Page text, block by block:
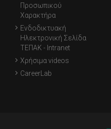
Προσωπικού
Χαρακτήρα
Ενδοδικτυακή
Ηλεκτρονική Σελίδα
ΤΕΠΑΚ - Intranet
Χρήσιμα videos
CareerLab